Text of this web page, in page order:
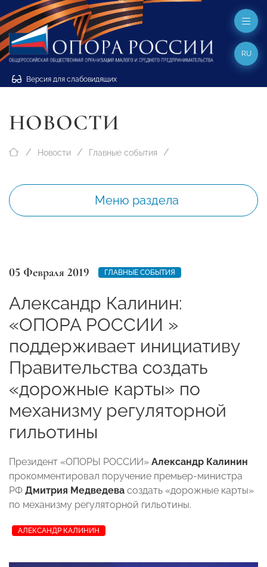
Версия для слабовидящих
RU
НОВОСТИ
Новости Главные события
Меню раздела
05 Февраля 2019 ГЛАВНЫЕ СОБЫТИЯ
Александр Калинин:
«ОПОРА РОССИИ »
поддерживает инициативу
Правительства создать
«дорожные карты» по
механизму регуляторной
гильотины
Президент «ОПОРЫ РОССИИ» Александр Калинин
прокомментировал поручение премьер-министра
РФ Дмитрия Медведева создать «дорожные карты»
по механизму регуляторной гильотины.
АЛЕКСАНДР КАЛИНИН